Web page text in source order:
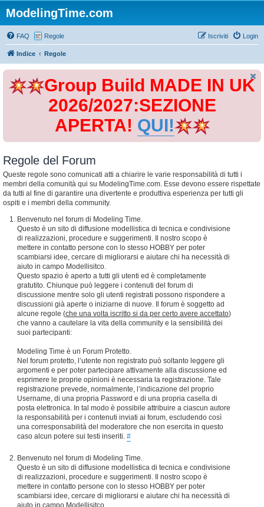
ModelingTime.com
FAQ Regole Login
Iscriviti
Indice Regole
Group Build MADE IN UK
2026/2027:SEZIONE
APERTA! QUI!
Regole del Forum
Queste regole sono comunicati atti a chiarire le varie responsabilità di tutti i
membri della comunità qui su ModelingTime.com. Esse devono essere rispettate
da tutti al fine di garantire una divertente e produttiva esperienza per tutti gli
ospiti e i membri della community.
Benvenuto nel forum di Modeling Time.
Questo è un sito di diffusione modellistica di tecnica e condivisione
di realizzazioni, procedure e suggerimenti. Il nostro scopo è
mettere in contatto persone con lo stesso HOBBY per poter
scambiarsi idee, cercare di migliorarsi e aiutare chi ha necessità di
aiuto in campo Modellisitco.
Questo spazio è aperto a tutti gli utenti ed è completamente
gratutito. Chiunque può leggere i contenuti del forum di
discussione mentre solo gli utenti registrati possono rispondere a
discussioni già aperte o iniziarne di nuove. Il forum è soggetto ad
alcune regole (che una volta iscritto si da per certo avere accettato)
che vanno a cautelare la vita della community e la sensibilità dei
suoi partecipanti:
Modeling Time è un Forum Protetto.
Nel forum protetto, l’utente non registrato può soltanto leggere gli
argomenti e per poter partecipare attivamente alla discussione ed
esprimere le proprie opinioni è necessaria la registrazione. Tale
registrazione prevede, normalmente, l’indicazione del proprio
Username, di una propria Password e di una propria casella di
posta elettronica. In tal modo è possibile attribuire a ciascun autore
la responsabilità per i contenuti inviati ai forum, escludendo così
una corresponsabilità del moderatore che non esercita in questo
caso alcun potere sui testi inseriti. #
Benvenuto nel forum di Modeling Time.
Questo è un sito di diffusione modellistica di tecnica e condivisione
di realizzazioni, procedure e suggerimenti. Il nostro scopo è
mettere in contatto persone con lo stesso HOBBY per poter
scambiarsi idee, cercare di migliorarsi e aiutare chi ha necessità di
aiuto in campo Modellisitco.